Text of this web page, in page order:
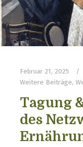
Februar 21, 2025
Weitere Beiträge,
Tagung
des